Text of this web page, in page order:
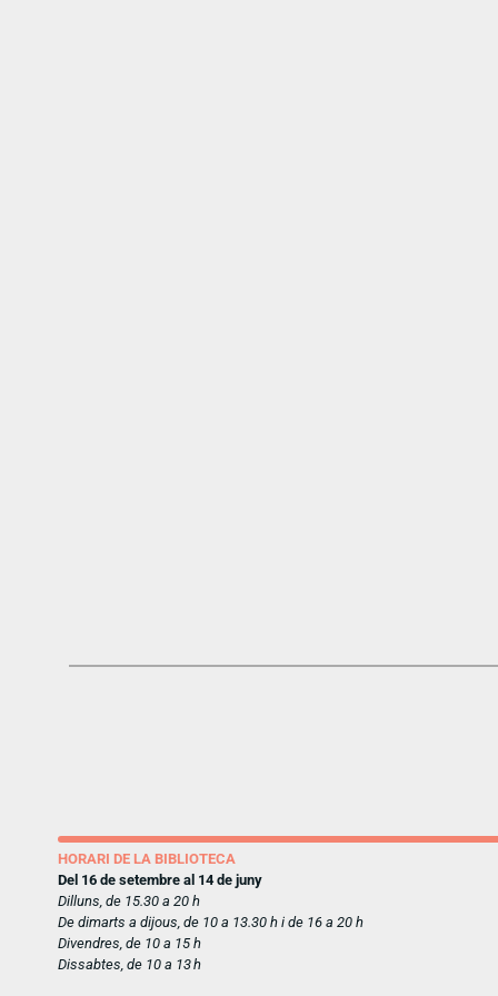
HORARI DE LA BIBLIOTECA
Del 16 de setembre al 14 de juny
Dilluns, de 15.30 a 20 h
De dimarts a dijous, de 10 a 13.30 h i de 16 a 20 h
Divendres, de 10 a 15 h
Dissabtes, de 10 a 13 h